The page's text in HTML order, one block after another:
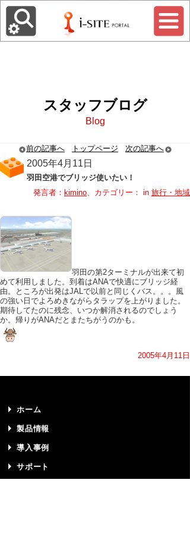
スタッフブログ
Blog
前の記事へ トップページ 次の記事へ
2005年4月11日
羽田空港でブリッジ使いたい！
発言者： kimino、カテゴリー： in 旅行・地域
羽田の第2ターミナルが出来て初
めて利用しました。到着はANAで快適にブリッジ経
由。ところが出発はJALで以前と同じくバス。。。風
の強い日でよろめきながらタラップを上がりました。
期待してたのに残念、いつか解消されるのでしょう
か。帰りがANAだとまたちがうのかも。
2005年4月11日
ホーム
製品情報
導入事例
サポート